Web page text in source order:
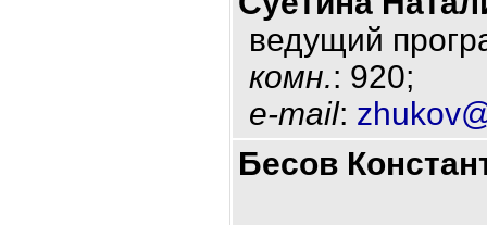
ведущий
комн.: 920;
e-mail:
Бесов